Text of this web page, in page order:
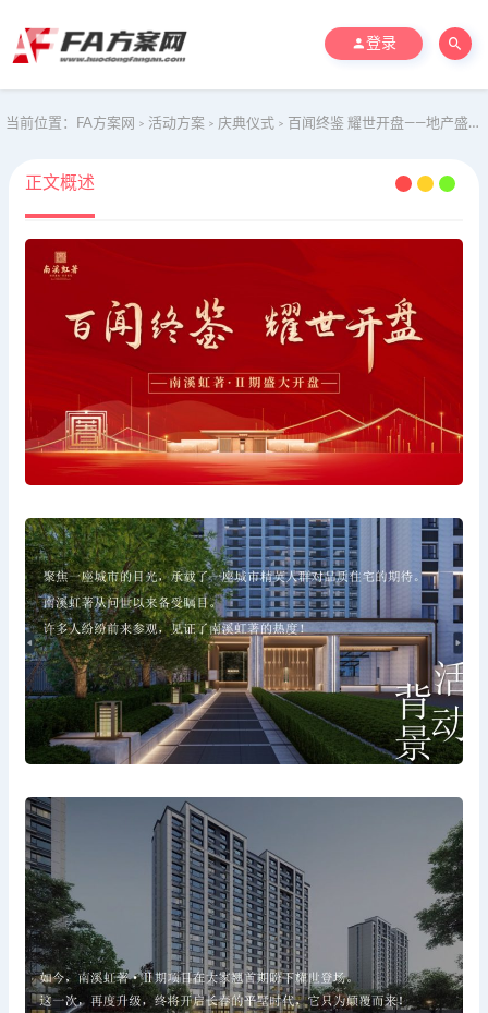
登录
当前位置： FA方案网 > 活动方案 > 庆典仪式 > 百闻终鉴 耀世开盘——地产盛大开盘
正文概述